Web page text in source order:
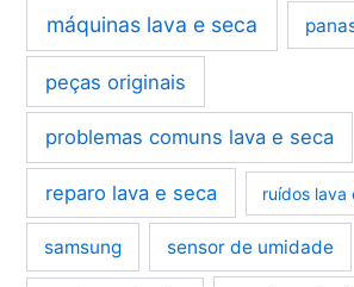
máquinas lava e seca
peças originais
problemas comuns lava e seca
reparo lava e seca ruídos lava
samsung sensor de umidade